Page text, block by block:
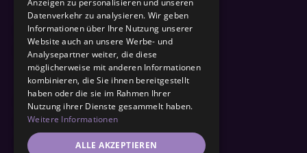
04542 / 822 36 50
info@zuhause-bau.de
Social Media
Youtube
Instagram
Facebook
Anzeigen zu personalisieren und unseren
Datenverkehr zu analysieren. Wir geben
Informationen über Ihre Nutzung unserer
Website auch an unsere Werbe- und
Analysepartner weiter, die diese
möglicherweise mit anderen Informationen
kombinieren, die Sie ihnen bereitgestellt
haben oder die sie im Rahmen Ihrer
Nutzung ihrer Dienste gesammelt haben.
Weitere Informationen
ALLE AKZEPTIEREN